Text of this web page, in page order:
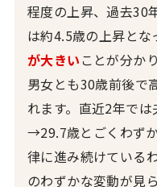
程度の上昇、過去30
は約4.5歳の上昇とな
が大きい ことが分か
男女とも30歳前後で
れます。直近2年で
→29.7歳とごくわず
律に進み続けている
のわずかな変動が見